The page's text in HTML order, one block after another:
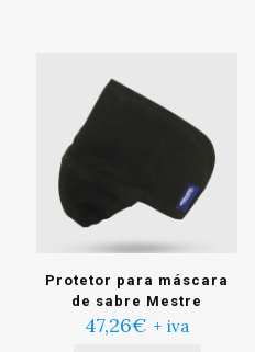
Protetor para máscara
de sabre Mestre
47,26€ + iva